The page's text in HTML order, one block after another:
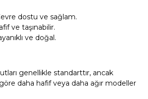
dostu ve sağlam.
ve taşınabilir.
ve doğal.
genellikle standarttır, ancak
göre daha hafif veya daha ağır modeller